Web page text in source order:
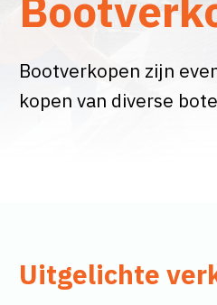
Bootverkopen zijn
kopen van diverse
Uitgelichte